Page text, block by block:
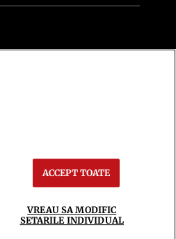
ACCEPT TOATE
VREAU SA MODIFIC
SETARILE INDIVIDUAL